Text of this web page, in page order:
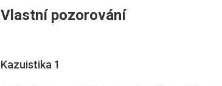
Vlastní pozorování
Kazuistika 1